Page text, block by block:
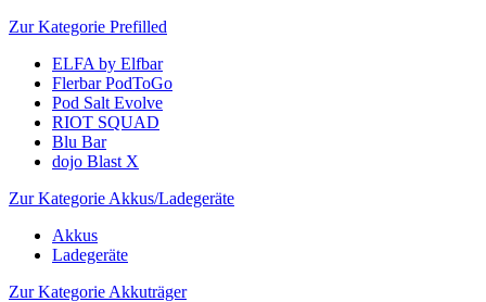
Zur Kategorie Prefilled
ELFA by Elfbar
Flerbar PodToGo
Pod Salt Evolve
RIOT SQUAD
Blu Bar
dojo Blast X
Zur Kategorie Akkus/Ladegeräte
Akkus
Ladegeräte
Zur Kategorie Akkuträger